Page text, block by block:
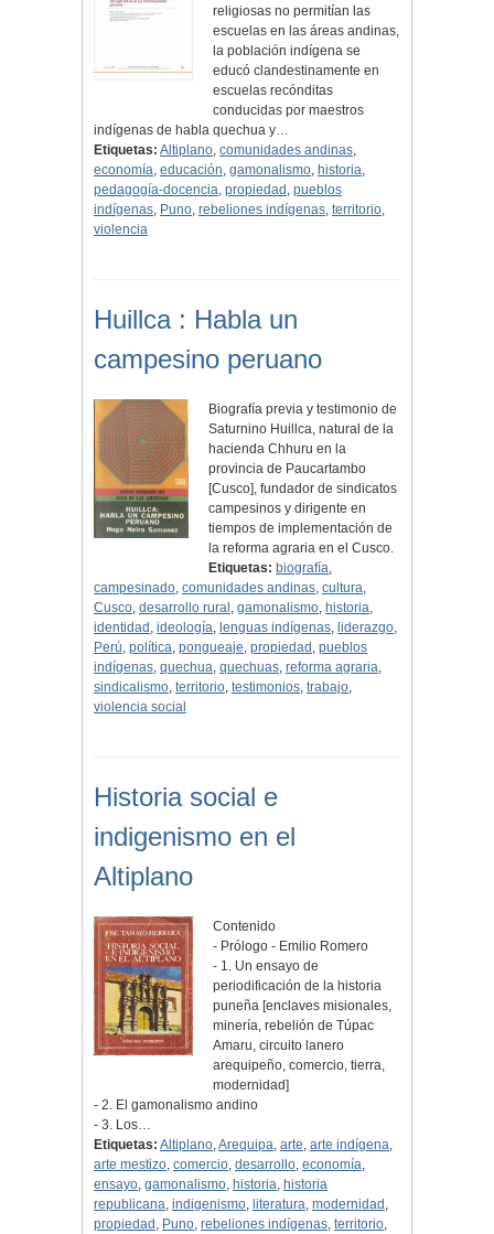
religiosas no permitían las
escuelas en las áreas andinas,
la población indígena se
educó clandestinamente en
escuelas recónditas
conducidas por maestros
indígenas de habla quechua y…
Etiquetas: Altiplano, comunidades andinas,
economía, educación, gamonalismo, historia,
pedagogía-docencia, propiedad , pueblos
indígenas, Puno, rebeliones indígenas, territorio,
violencia
Huillca : Habla un
campesino peruano
Biografía previa y testimonio de
Saturnino Huillca, natural de la
hacienda Chhuru en la
provincia de Paucartambo
[Cusco], fundador de sindicatos
campesinos y dirigente en
tiempos de implementación de
la reforma agraria en el Cusco.
Etiquetas: biografía,
campesinado, comunidades andinas, cultura,
Cusco, desarrollo rural , gamonalismo, historia,
identidad , ideología, lenguas indígenas, liderazgo,
Perú, política, pongueaje, propiedad , pueblos
indígenas, quechua, quechuas, reforma agraria,
sindicalismo, territorio, testimonios, trabajo,
violencia social
Historia social e
indigenismo en el
Altiplano
Contenido
- Prólogo - Emilio Romero
- 1. Un ensayo de
periodificación de la historia
puneña [enclaves misionales,
minería, rebelión de Túpac
Amaru, circuito lanero
arequipeño, comercio, tierra,
modernidad]
- 2. El gamonalismo andino
- 3. Los…
Etiquetas: Altiplano,Arequipa, arte, arte indígena,
arte mestizo, comercio, desarrollo, economía,
ensayo, gamonalismo, historia, historia
republicana, indigenismo, literatura, modernidad ,
propiedad , Puno, rebeliones indígenas, territorio,